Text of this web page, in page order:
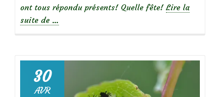
ont tous répondu présents! Quelle fête! Lire la
suite de à
des
…
30
AVR